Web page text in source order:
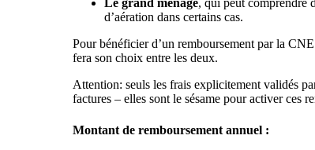
Le grand ménage, qui peut comprendre
d’aération dans certains cas.
Pour bénéficier d’un remboursement par la
fera son choix entre les deux.
Attention: seuls les frais explicitement validés
factures – elles sont le sésame pour activer ces
Montant de remboursement annuel :